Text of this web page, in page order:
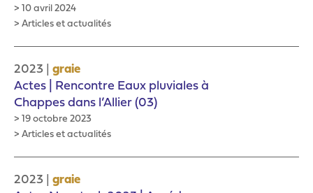
> 10 avril 2024
> Articles et actualités
2023 | graie
Actes | Rencontre Eaux pluviales à
Chappes dans l’Allier (03)
> 19 octobre 2023
> Articles et actualités
2023 | graie